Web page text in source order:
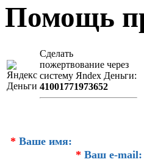
Помощь
Сделать
пожертвование через
систeму Яndex Деньги:
41001771973652
* Ваше имя:
* Ваш e-mail: